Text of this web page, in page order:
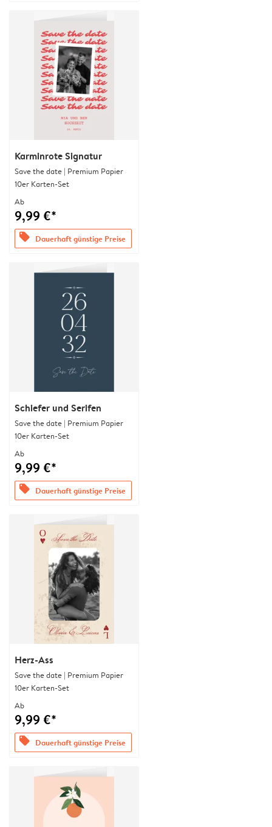
Karminrote Signatur
Save the date | Premium Papier
10er Karten-Set
Ab
9,99 €*
offers Dauerhaft günstige Preise
Schiefer und Serifen
Save the date | Premium Papier
10er Karten-Set
Ab
9,99 €*
offers Dauerhaft günstige Preise
Herz-Ass
Save the date | Premium Papier
10er Karten-Set
Ab
9,99 €*
offers Dauerhaft günstige Preise